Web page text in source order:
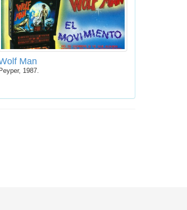
Man
Peyper, 1987.